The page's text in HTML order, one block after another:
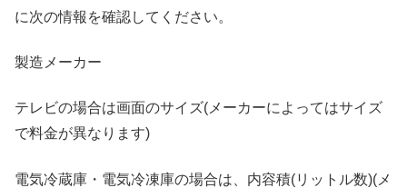
に次の情報を確認してください。
製造メーカー
テレビの場合は画面のサイズ(メーカーによってはサイズ
で料金が異なります)
電気冷蔵庫・電気冷凍庫の場合は、内容積(リットル数)(メ